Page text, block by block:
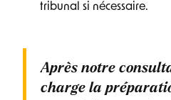
tribunal si nécessaire.
Après notre
charge la